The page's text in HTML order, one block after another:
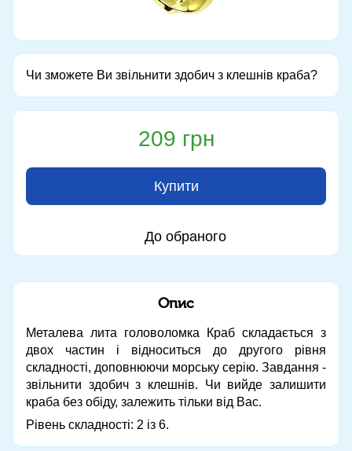
Чи зможете Ви звільнити здобич з клешнів краба?
209 грн
Купити
До обраного
Опис
Металева лита головоломка Краб складається з
двох частин і відноситься до другого рівня
складності, доповнюючи морську серію. Завдання -
звільнити здобич з клешнів. Чи вийде залишити
краба без обіду, залежить тільки від Вас.
Рівень складності: 2 із 6.